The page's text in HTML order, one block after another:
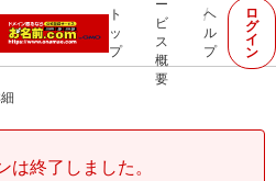
ト
ッ
プ
ー
ビ
ス
概
要
ヘ
ル
プ
ロ
グ
イ
ン
は終了しました。